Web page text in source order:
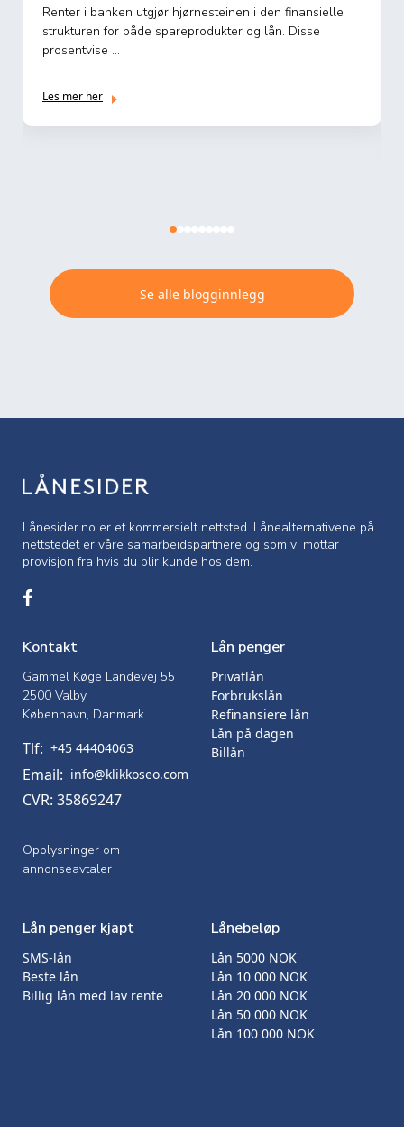
Renter i banken utgjør hjørnesteinen i den finansielle
strukturen for både spareprodukter og lån. Disse
prosentvise ...
Les mer her
Se alle blogginnlegg
Lånesider.no er et kommersielt nettsted. Lånealternativene på
nettstedet er våre samarbeidspartnere og som vi mottar
provisjon fra hvis du blir kunde hos dem.
Kontakt
Gammel Køge Landevej 55
2500 Valby
København, Danmark
Tlf: +45 44404063
Email: info@klikkoseo.com
CVR: 35869247
Opplysninger om
annonseavtaler
Lån penger
Privatlån
Forbrukslån
Refinansiere lån
Lån på dagen
Billån
Lån penger kjapt
SMS-lån
Beste lån
Billig lån med lav rente
Lånebeløp
Lån 5000 NOK
Lån 10 000 NOK
Lån 20 000 NOK
Lån 50 000 NOK
Lån 100 000 NOK